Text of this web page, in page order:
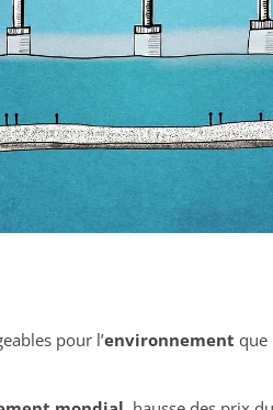
pour l’environnement que